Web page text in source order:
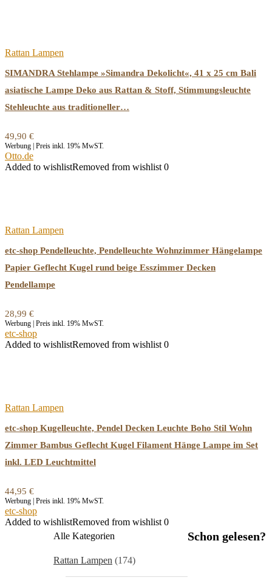
Rattan Lampen
SIMANDRA Stehlampe »Simandra Dekolicht«, 41 x 25 cm Bali
asiatische Lampe Deko aus Rattan & Stoff, Stimmungsleuchte
Stehleuchte aus traditioneller…
49,90 €
Werbung | Preis inkl. 19% MwST.
Otto.de
Added to wishlistRemoved from wishlist 0
Rattan Lampen
etc-shop Pendelleuchte, Pendelleuchte Wohnzimmer Hängelampe
Papier Geflecht Kugel rund beige Esszimmer Decken
Pendellampe
28,99 €
Werbung | Preis inkl. 19% MwST.
etc-shop
Added to wishlistRemoved from wishlist 0
Rattan Lampen
etc-shop Kugelleuchte, Pendel Decken Leuchte Boho Stil Wohn
Zimmer Bambus Geflecht Kugel Filament Hänge Lampe im Set
inkl. LED Leuchtmittel
44,95 €
Werbung | Preis inkl. 19% MwST.
etc-shop
Added to wishlistRemoved from wishlist 0
Alle Kategorien
Rattan Lampen (174)
Schon gelesen?